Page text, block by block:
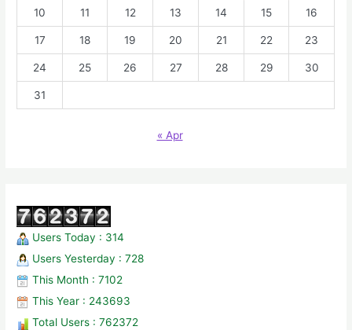
10 11 12 13 14 15 16
17 18 19 20 21 22 23
24 25 26 27 28 29 30
31
« Apr
Users Today : 314
Users Yesterday : 728
This Month : 7102
This Year : 243693
Total Users : 762372